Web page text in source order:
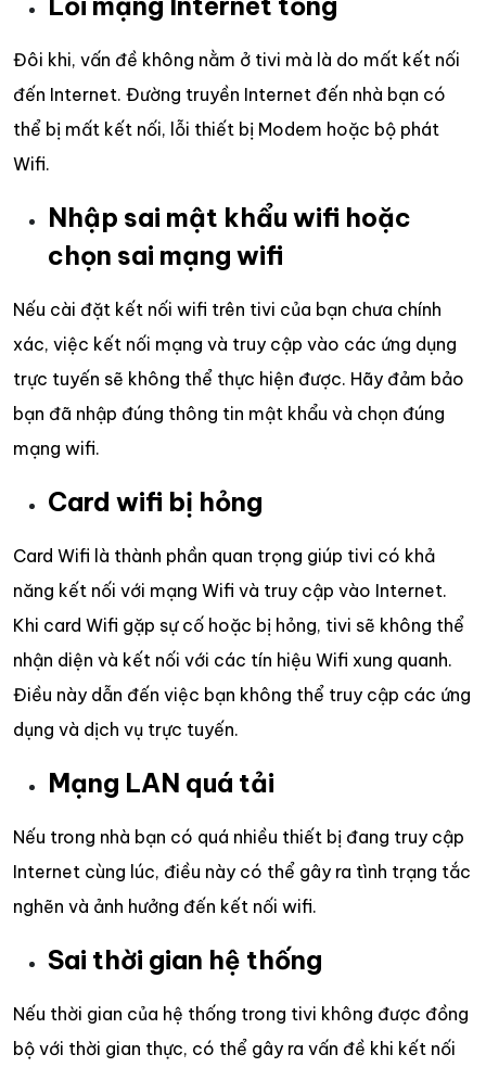
Đôi khi, vấn đề không nằm ở tivi mà là do mất kết nối
đến Internet. Đường truyền Internet đến nhà bạn có
thể bị mất kết nối, lỗi thiết bị Modem hoặc bộ phát
Wifi.
Nhập sai mật khẩu wifi hoặc
chọn sai mạng wifi
Nếu cài đặt kết nối wifi trên tivi của bạn chưa chính
xác, việc kết nối mạng và truy cập vào các ứng dụng
trực tuyến sẽ không thể thực hiện được. Hãy đảm bảo
bạn đã nhập đúng thông tin mật khẩu và chọn đúng
mạng wifi.
Card wifi bị hỏng
Card Wifi là thành phần quan trọng giúp tivi có khả
năng kết nối với mạng Wifi và truy cập vào Internet.
Khi card Wifi gặp sự cố hoặc bị hỏng, tivi sẽ không thể
nhận diện và kết nối với các tín hiệu Wifi xung quanh.
Điều này dẫn đến việc bạn không thể truy cập các ứng
dụng và dịch vụ trực tuyến.
Mạng LAN quá tải
Nếu trong nhà bạn có quá nhiều thiết bị đang truy cập
Internet cùng lúc, điều này có thể gây ra tình trạng tắc
nghẽn và ảnh hưởng đến kết nối wifi.
Sai thời gian hệ thống
Nếu thời gian của hệ thống trong tivi không được đồng
bộ với thời gian thực, có thể gây ra vấn đề khi kết nối